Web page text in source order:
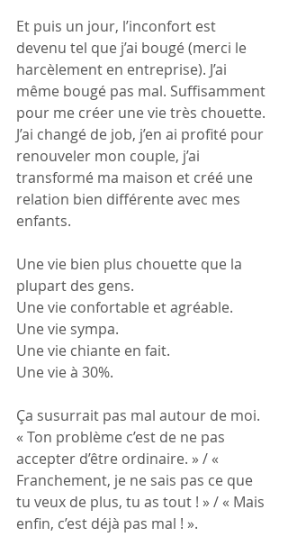
Et puis un jour, l’inconfort est
devenu tel que j’ai bougé (merci le
harcèlement en entreprise). J’ai
même bougé pas mal. Suffisamment
pour me créer une vie très chouette.
J’ai changé de job, j’en ai profité pour
renouveler mon couple, j’ai
transformé ma maison et créé une
relation bien différente avec mes
enfants.
Une vie bien plus chouette que la
plupart des gens.
Une vie confortable et agréable.
Une vie sympa.
Une vie chiante en fait.
Une vie à 30%.
Ça susurrait pas mal autour de moi.
« Ton problème c’est de ne pas
accepter d’être ordinaire. » / «
Franchement, je ne sais pas ce que
tu veux de plus, tu as tout ! » / « Mais
enfin, c’est déjà pas mal ! ».